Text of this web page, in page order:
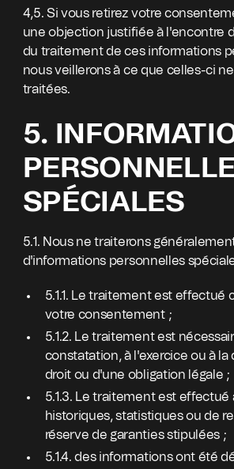
4,5. Si vous retirez votre
une objection justifiée à l'encontre
du traitement de ces informations
nous veillerons à ce que celles-ci
traitées.
5.
SPÉCIALES
5.1. Nous ne traiterons
d'informations personnelles
5.1.1. Le traitement est effectué
votre consentement ;
5.1.2. Le traitement est
constatation, à l'exercice ou à la
droit ou d'une obligation légale ;
5.1.3. Le traitement est effectué
historiques, statistiques ou de
réserve de garanties stipulées ;
5.1.4. des informations ont été